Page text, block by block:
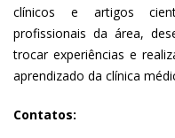
clínicos e artigos
profissionais da área,
trocar experiências e
aprendizado da clínica
Contatos: